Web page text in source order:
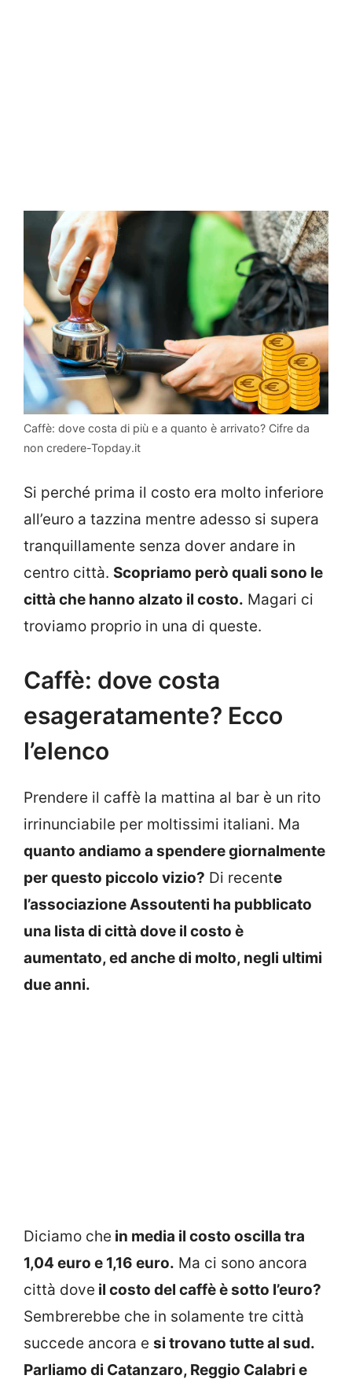
Caffè: dove costa di più e a quanto è arrivato? Cifre da
non credere-Topday.it
Si perché prima il costo era molto inferiore
all’euro a tazzina mentre adesso si supera
tranquillamente senza dover andare in
centro città. Scopriamo però quali sono le
città che hanno alzato il costo. Magari ci
troviamo proprio in una di queste.
Caffè: dove costa
esageratamente? Ecco
l’elenco
Prendere il caffè la mattina al bar è un rito
irrinunciabile per moltissimi italiani. Ma
quanto andiamo a spendere giornalmente
per questo piccolo vizio? Di recente
l’associazione Assoutenti ha pubblicato
una lista di città dove il costo è
aumentato, ed anche di molto, negli ultimi
due anni.
Diciamo che in media il costo oscilla tra
1,04 euro e 1,16 euro. Ma ci sono ancora
città dove il costo del caffè è sotto l’euro?
Sembrerebbe che in solamente tre città
succede ancora e si trovano tutte al sud.
Parliamo di Catanzaro, Reggio Calabri e